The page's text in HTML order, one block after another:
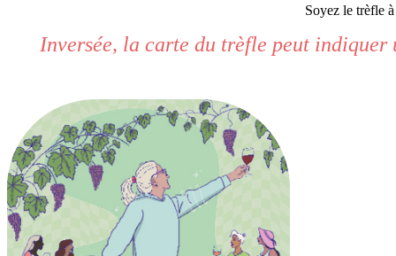
Soyez le trèfle
Inversée, la carte du trèfle peut